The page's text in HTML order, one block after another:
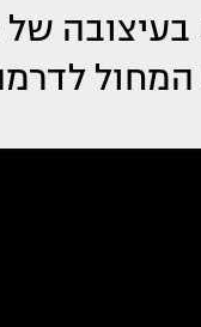
לוקים
המחול